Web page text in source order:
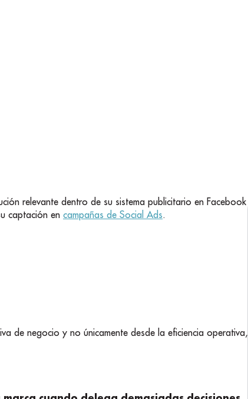
relevante dentro de su sistema publicitario en Facebook
captación en campañas de Social Ads.
de negocio y no únicamente desde la eficiencia operativa,